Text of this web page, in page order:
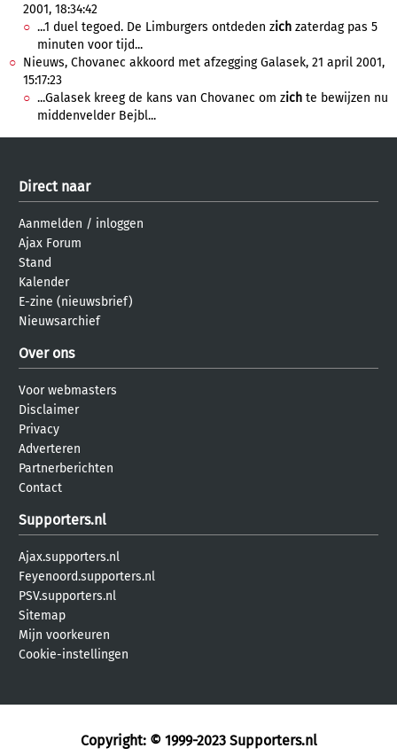
2001, 18:34:42
...1 duel tegoed. De Limburgers ontdeden zich zaterdag pas 5
minuten voor tijd...
Nieuws, Chovanec akkoord met afzegging Galasek, 21 april 2001,
15:17:23
...Galasek kreeg de kans van Chovanec om zich te bewijzen nu
middenvelder Bejbl...
Direct naar
Aanmelden / inloggen
Ajax Forum
Stand
Kalender
E-zine (nieuwsbrief)
Nieuwsarchief
Over ons
Voor webmasters
Disclaimer
Privacy
Adverteren
Partnerberichten
Contact
Supporters.nl
Ajax.supporters.nl
Feyenoord.supporters.nl
PSV.supporters.nl
Sitemap
Mijn voorkeuren
Cookie-instellingen
Copyright: © 1999-2023 Supporters.nl